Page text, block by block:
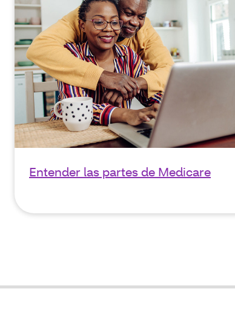
Entender las partes de Medicare